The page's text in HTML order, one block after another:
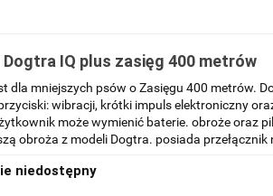
IQ plus zasięg 400 metrów
dla mniejszych psów o Zasięgu 400 metrów.
wibracji, krótki impuls elektroniczny
może wymienić baterie. obroże oraz
obroża z modeli Dogtra. posiada przełącznik
niedostępny